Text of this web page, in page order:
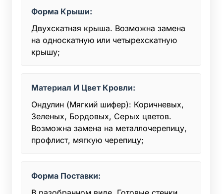
Форма Крыши:
Двухскатная крыша. Возможна замена
на односкатную или четырехскатную
крышу;
Материал И Цвет Кровли:
Ондулин (Мягкий шифер): Коричневых,
Зеленых, Бордовых, Серых цветов.
Возможна замена на металлочерепицу,
профлист, мягкую черепицу;
Форма Поставки: